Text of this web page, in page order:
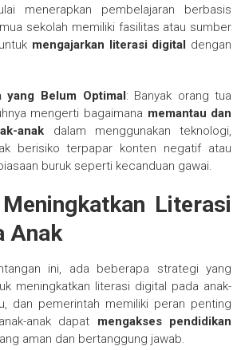
menerapkan pembelajaran berbasis
sekolah memiliki fasilitas atau sumber
mengajarkan literasi digital dengan
yang Belum Optimal: Banyak orang tua
mengerti bagaimana memantau dan
anak dalam menggunakan teknologi,
berisiko terpapar konten negatif atau
buruk seperti kecanduan gawai.
Literasi
Anak
ini, ada beberapa strategi yang
meningkatkan literasi digital pada anak-
dan pemerintah memiliki peran penting
anak dapat mengakses pendidikan
aman dan bertanggung jawab.